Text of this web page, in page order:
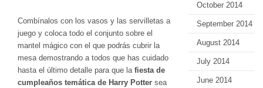
Combínalos con los vasos y las servilletas a
juego y coloca todo el conjunto sobre el
mantel mágico con el que podrás cubrir la
mesa demostrando a todos que has cuidado
hasta el último detalle para que la fiesta de
cumpleaños temática de Harry Potter sea
October 2014
September 2014
August 2014
July 2014
June 2014